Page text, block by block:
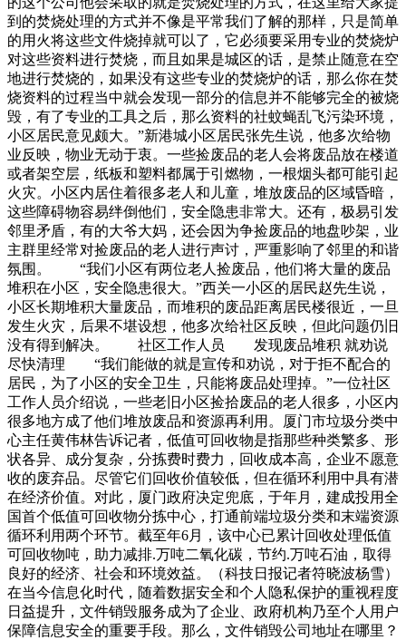
到的焚烧处理的方式并不像是平常我们了解的那样，只是简单
的用火将这些文件烧掉就可以了，它必须要采用专业的焚烧炉
对这些资料进行焚烧，而且如果是城区的话，是禁止随意在空
地进行焚烧的，如果没有这些专业的焚烧炉的话，那么你在焚
烧资料的过程当中就会发现一部分的信息并不能够完全的被烧
毁，有了专业的工具之后，那么资料的社蚊蝇乱飞污染环境，
小区居民意见颇大。”新港城小区居民张先生说，他多次给物
业反映，物业无动于衷。一些捡废品的老人会将废品放在楼道
或者架空层，纸板和塑料都属于引燃物，一根烟头都可能引起
火灾。小区内居住着很多老人和儿童，堆放废品的区域昏暗，
这些障碍物容易绊倒他们，安全隐患非常大。还有，极易引发
邻里矛盾，有的大爷大妈，还会因为争捡废品的地盘吵架，业
主群里经常对捡废品的老人进行声讨，严重影响了邻里的和谐
氛围。 “我们小区有两位老人捡废品，他们将大量的废品
堆积在小区，安全隐患很大。”西关一小区的居民赵先生说，
小区长期堆积大量废品，而堆积的废品距离居民楼很近，一旦
发生火灾，后果不堪设想，他多次给社区反映，但此问题仍旧
没有得到解决。 社区工作人员 发现废品堆积 就劝说
尽快清理 “我们能做的就是宣传和劝说，对于拒不配合的
居民，为了小区的安全卫生，只能将废品处理掉。”一位社区
工作人员介绍说，一些老旧小区捡拾废品的老人很多，小区内
很多地方成了他们堆放废品和资源再利用。厦门市垃圾分类中
心主任黄伟林告诉记者，低值可回收物是指那些种类繁多、形
状各异、成分复杂，分拣费时费力，回收成本高，企业不愿意
收的废弃品。尽管它们回收价值较低，但在循环利用中具有潜
在经济价值。对此，厦门政府决定兜底，于年月，建成投用全
国首个低值可回收物分拣中心，打通前端垃圾分类和末端资源
循环利用两个环节。截至年6月，该中心已累计回收处理低值
可回收物吨，助力减排.万吨二氧化碳，节约.万吨石油，取得
良好的经济、社会和环境效益。（科技日报记者符晓波杨雪）
在当今信息化时代，随着数据安全和个人隐私保护的重视程度
日益提升，文件销毁服务成为了企业、政府机构乃至个人用户
保障信息安全的重要手段。那么，文件销毁公司地址在哪里？